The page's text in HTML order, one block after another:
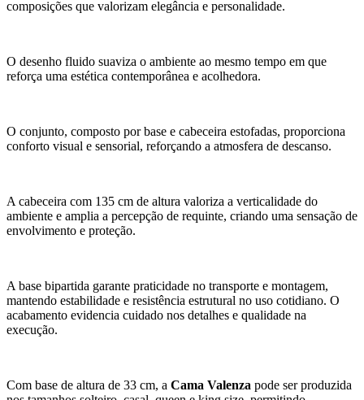
composições que valorizam elegância e personalidade.
O desenho fluido suaviza o ambiente ao mesmo tempo em que
reforça uma estética contemporânea e acolhedora.
O conjunto, composto por base e cabeceira estofadas, proporciona
conforto visual e sensorial, reforçando a atmosfera de descanso.
A cabeceira com 135 cm de altura valoriza a verticalidade do
ambiente e amplia a percepção de requinte, criando uma sensação de
envolvimento e proteção.
A base bipartida garante praticidade no transporte e montagem,
mantendo estabilidade e resistência estrutural no uso cotidiano. O
acabamento evidencia cuidado nos detalhes e qualidade na
execução.
Com base de altura de 33 cm, a Cama Valenza pode ser produzida